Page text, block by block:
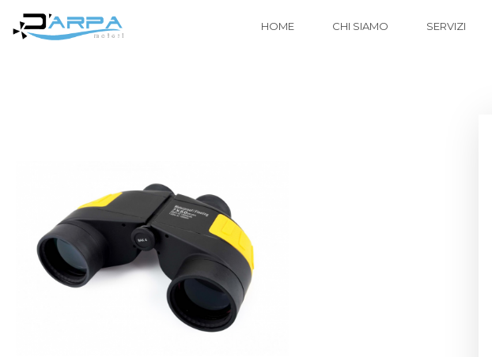
HOME CHI SIAMO SERVIZI